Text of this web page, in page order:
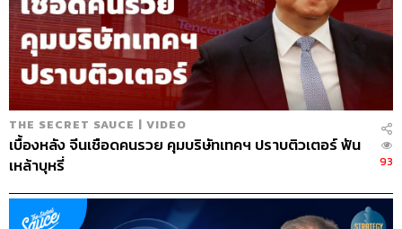
THE SECRET SAUCE | VIDEO
เบื้องหลัง จีนเชือดคนรวย คุมบริษัทเทคฯ ปราบติวเตอร์ ฟัน
เหล้าบุหรี่
93